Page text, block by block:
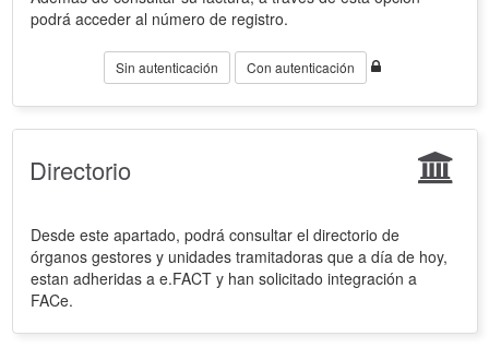
podrá acceder al número de registro.
Sin autenticación Con autenticación
Directorio
Desde este apartado, podrá consultar el directorio de
órganos gestores y unidades tramitadoras que a día de hoy,
estan adheridas a e.FACT y han solicitado integración a
FACe.